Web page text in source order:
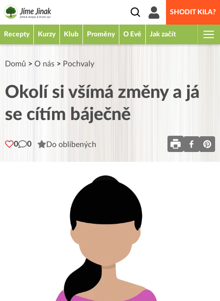
SHODIT KILA?
Recepty Kurzy Klub Proměny O Evě Jak začít
Domů > O nás > Pochvaly
Okolí si všímá změny a já
se cítím báječně
0 0 Do oblíbených